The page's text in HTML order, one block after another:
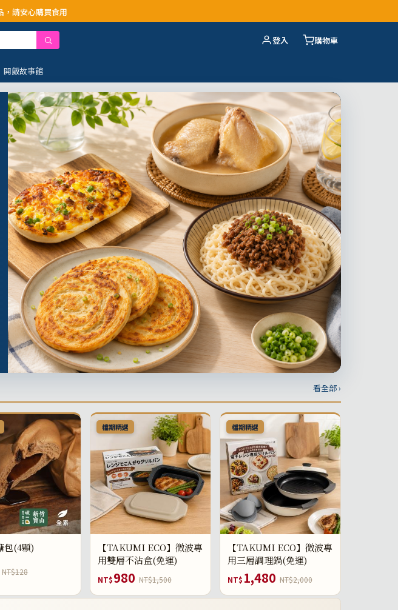
登入 購物車
開飯故事館
看全部 ›
包(4顆)
NT$128
檔期精選
【TAKUMI ECO】微波專
用雙層不沾盒(免運)
NT$980 NT$1,500
檔期精選
【TAKUMI ECO】微波專
用三層調理鍋(免運)
NT$ 1,480 NT$2,000